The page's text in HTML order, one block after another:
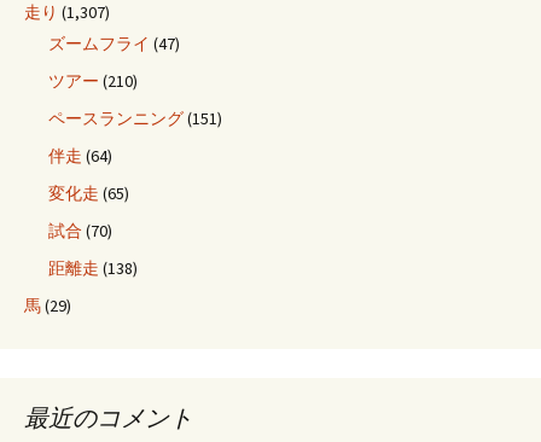
走り (1,307)
ズームフライ (47)
ツアー (210)
ペースランニング(151)
伴走 (64)
変化走 (65)
試合 (70)
距離走 (138)
馬(29)
最近のコメント